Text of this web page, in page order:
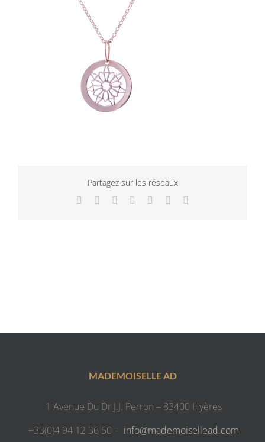
Partagez sur les réseaux
Facebook
TwitterLinkedInWhatsApp
TumblrPinterest
MADEMOISELLE AD
1 Avenue Du Dr J.J. Perron – 83400 Hyères
+33(0)4 94 12 36 50 – info@mademoisellead.com